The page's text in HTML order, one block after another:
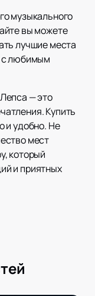
музыкального
вы можете
лучшие места
с любимым
— это
Купить
и удобно. Не
мест
который
и приятных